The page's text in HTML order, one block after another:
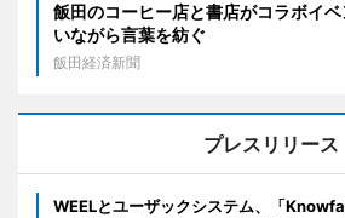
飯田のコーヒー店と書店がコラボイ
いながら言葉を紡ぐ
飯田経済新聞
プレスリリース
WEELとユーザックシステム、「